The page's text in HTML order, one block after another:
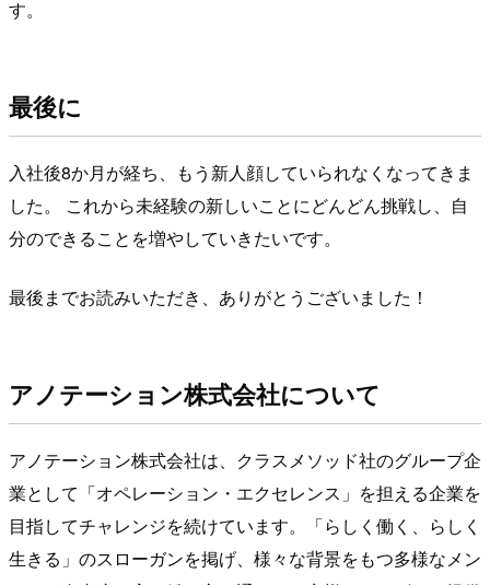
す。
最後に
入社後8か月が経ち、もう新人顔していられなくなってきま
した。 これから未経験の新しいことにどんどん挑戦し、自
分のできることを増やしていきたいです。
最後までお読みいただき、ありがとうございました！
アノテーション株式会社について
アノテーション株式会社は、クラスメソッド社のグループ企
業として「オペレーション・エクセレンス」を担える企業を
目指してチャレンジを続けています。「らしく働く、らしく
生きる」のスローガンを掲げ、様々な背景をもつ多様なメン